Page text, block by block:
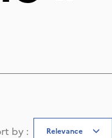
by : Relevance